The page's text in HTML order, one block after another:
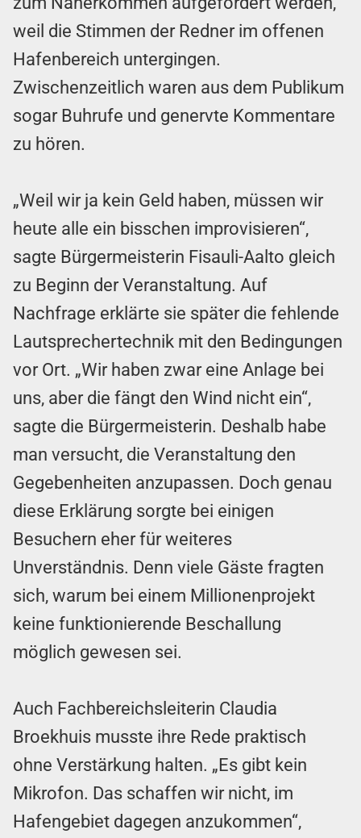
weil die Stimmen der Redner im offenen
Hafenbereich untergingen.
Zwischenzeitlich waren aus dem Publikum
sogar Buhrufe und genervte Kommentare
zu hören.
„Weil wir ja kein Geld haben, müssen wir
heute alle ein bisschen improvisieren“,
sagte Bürgermeisterin Fisauli-Aalto gleich
zu Beginn der Veranstaltung. Auf
Nachfrage erklärte sie später die fehlende
Lautsprechertechnik mit den Bedingungen
vor Ort. „Wir haben zwar eine Anlage bei
uns, aber die fängt den Wind nicht ein“,
sagte die Bürgermeisterin. Deshalb habe
man versucht, die Veranstaltung den
Gegebenheiten anzupassen. Doch genau
diese Erklärung sorgte bei einigen
Besuchern eher für weiteres
Unverständnis. Denn viele Gäste fragten
sich, warum bei einem Millionenprojekt
keine funktionierende Beschallung
möglich gewesen sei.
Auch Fachbereichsleiterin Claudia
Broekhuis musste ihre Rede praktisch
ohne Verstärkung halten. „Es gibt kein
Mikrofon. Das schaffen wir nicht, im
Hafengebiet dagegen anzukommen“,